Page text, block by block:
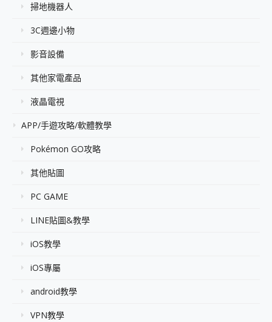
掃地機器人
3C週邊小物
影音設備
其他家電產品
液晶電視
APP/手遊攻略/軟體教學
Pokémon GO攻略
其他貼圖
PC GAME
LINE貼圖&教學
iOS教學
iOS專屬
android教學
VPN教學